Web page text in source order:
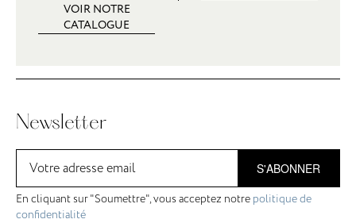
VOIR NOTRE
CATALOGUE
Newsletter
S'ABONNER
En cliquant sur "Soumettre", vous acceptez notre politique de
confidentialité